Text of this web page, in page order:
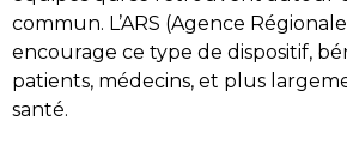
commun. L’ARS (Agence
encourage ce type de dispositif,
patients, médecins, et plus
santé.